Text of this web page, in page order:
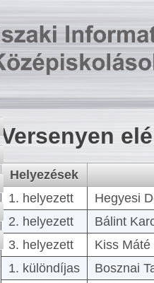
Versenyen
Helyezések
1. helyezett
Hegyesi
2. helyezett
Bálint
3. helyezett
Kiss
1. különdíjas
Bosznai